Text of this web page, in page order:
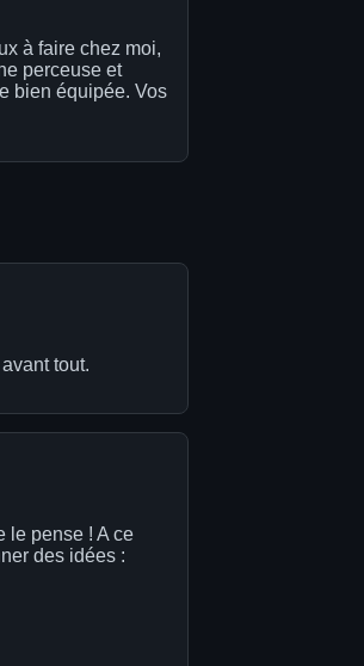
à faire chez moi,
perceuse et
bien équipée. Vos
tout.
le pense ! A ce
des idées :